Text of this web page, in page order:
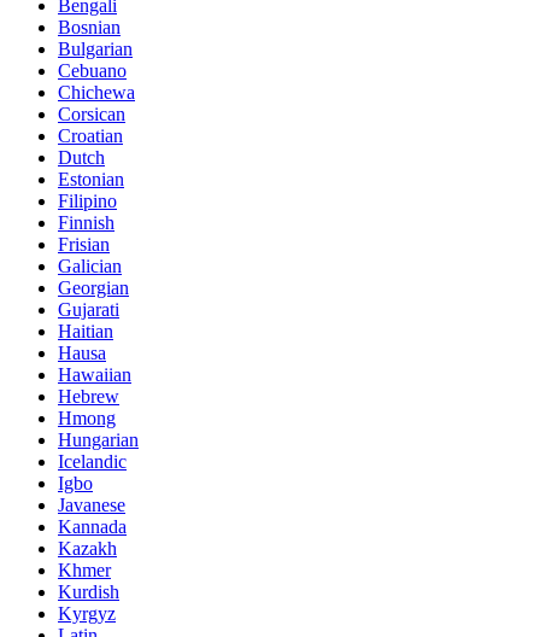
Bengali
Bosnian
Bulgarian
Cebuano
Chichewa
Corsican
Croatian
Dutch
Estonian
Filipino
Finnish
Frisian
Galician
Georgian
Gujarati
Haitian
Hausa
Hawaiian
Hebrew
Hmong
Hungarian
Icelandic
Igbo
Javanese
Kannada
Kazakh
Khmer
Kurdish
Kyrgyz